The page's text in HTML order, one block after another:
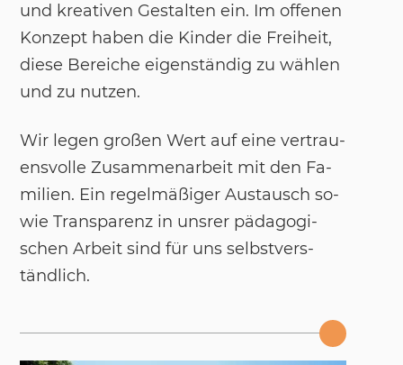
und krea­ti­ven Ge­stal­ten ein. Im of­fe­nen
Kon­zept ha­ben die Kin­der die Frei­heit,
die­se Be­rei­che ei­gen­s­tän­dig zu wäh­len
und zu nut­zen.
Wir le­gen großen Wert auf eine ver­trau­
ens­vol­le Zu­sam­men­ar­beit mit den Fa­
mi­li­en. Ein re­gel­mäßi­ger Aus­tausch so­
wie Trans­pa­renz in uns­rer päd­ago­gi­
schen Ar­beit sind für uns selbst­ver­s­
tänd­lich.